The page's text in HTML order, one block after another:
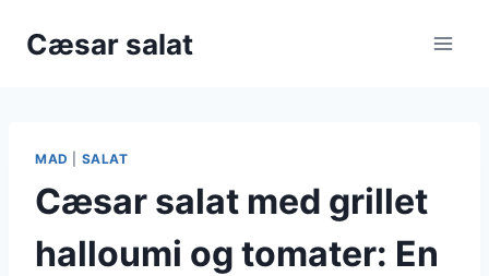
Cæsar salat
MAD SALAT
Cæsar salat med grillet
halloumi og tomater: En